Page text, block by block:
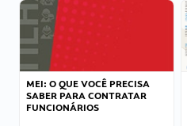
MEI: O QUE VOCÊ PRECISA
SABER PARA CONTRATAR
FUNCIONÁRIOS